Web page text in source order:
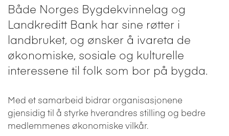
Både Norges Bygdekvinnelag og
Landkreditt Bank har sine røtter i
landbruket, og ønsker å ivareta de
økonomiske, sosiale og kulturelle
interessene til folk som bor på bygda.
Med et samarbeid bidrar organisasjonene
gjensidig til å styrke hverandres stilling og bedre
medlemmenes økonomiske vilkår.